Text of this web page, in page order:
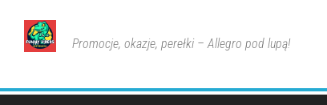
content
Promocje, okazje, perełki – Allegro pod lupą!